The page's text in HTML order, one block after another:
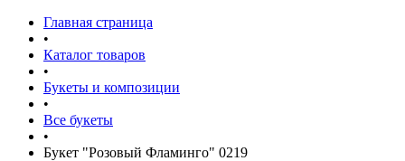
Главная страница
•
Каталог товаров
•
Букеты и композиции
•
Все букеты
•
Букет "Розовый Фламинго" 0219